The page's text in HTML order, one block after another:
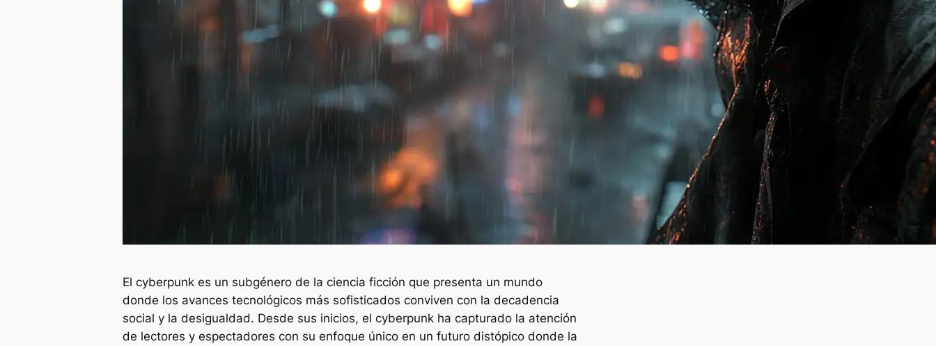
El cyberpunk es un subgénero de la ciencia ficción que presenta un mundo
donde los avances tecnológicos más sofisticados conviven con la decadencia
social y la desigualdad. Desde sus inicios, el cyberpunk ha capturado la atención
de lectores y espectadores con su enfoque único en un futuro distópico donde la